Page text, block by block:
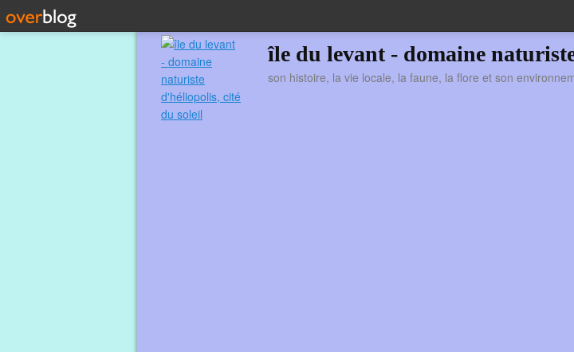
île du levant - domaine
son histoire, la vie locale, la faune, la flore et son